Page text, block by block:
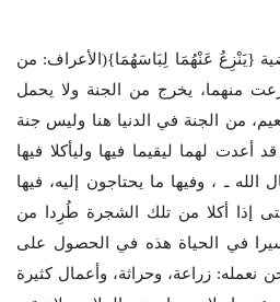
{يَنْزِعُ عَنْهُمَا لِبَاسَهُمَا}(الأعراف: من
نزعت منهما، يخرج من الجنة ولا يحمل
من الجنة في الدنيا هنا وليس جنة
أعدت لهما ليقيما فيها وليأكلا فيها
ـ ، وفيها ما يحتاجون إليه، فيها
إذا أكلا من تلك الشجرة طُرِدا من
في الحياة هذه في الحصول على
نعمله: زراعة، وحراثة، وأعمال كثيرة